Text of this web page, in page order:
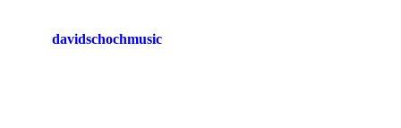
davidschochmusic